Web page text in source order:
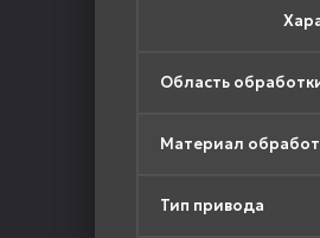
Область
Материал
Тип привода